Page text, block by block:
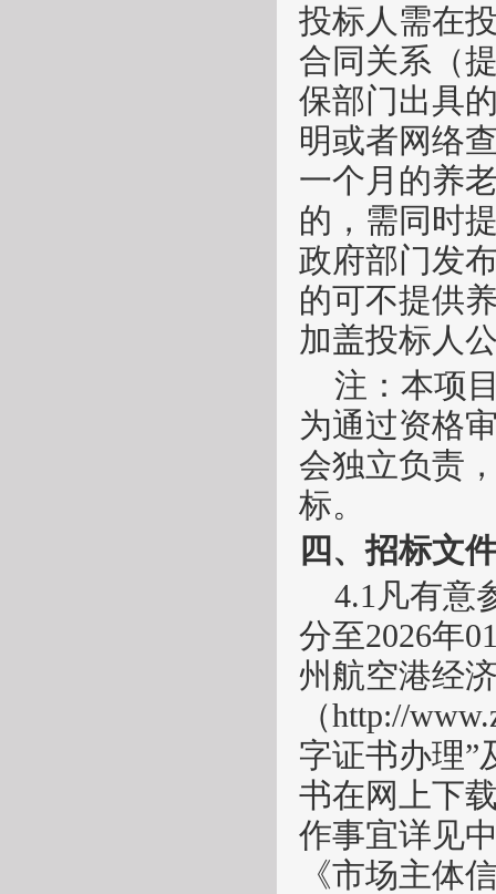
投标人需在
合同关系（
保部门出具
明或者网络
一个月的养
的，需同时
政府部门发
的可不提供
加盖投标人
注：本项
为通过资格
会独立负责
标。
四、招标文
4.1凡有意
分至2026年
州航空港经
（http://
字证书办理”
书在网上下
作事宜详见
《市场主体